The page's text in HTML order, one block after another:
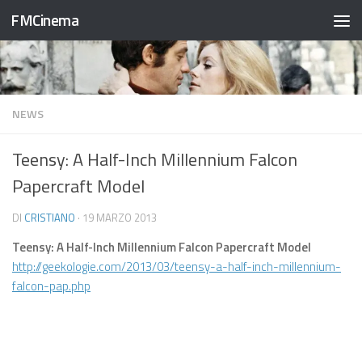
Salta al contenuto
FMCinema
NEWS
Teensy: A Half-Inch Millennium Falcon
Papercraft Model
DI CRISTIANO · 19 MARZO 2013
Teensy: A Half-Inch Millennium Falcon Papercraft Model
http://geekologie.com/2013/03/teensy-a-half-inch-millennium-
falcon-pap.php